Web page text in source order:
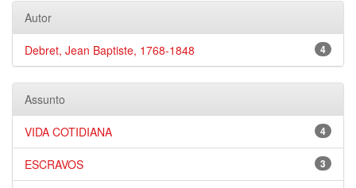
Autor
4
Debret, Jean Baptiste, 1768-1848
Assunto
4
VIDA COTIDIANA
3
ESCRAVOS